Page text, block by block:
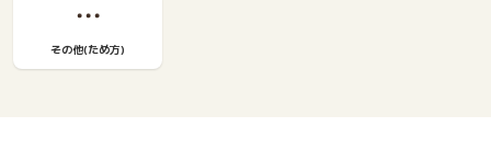
その他(ため方)